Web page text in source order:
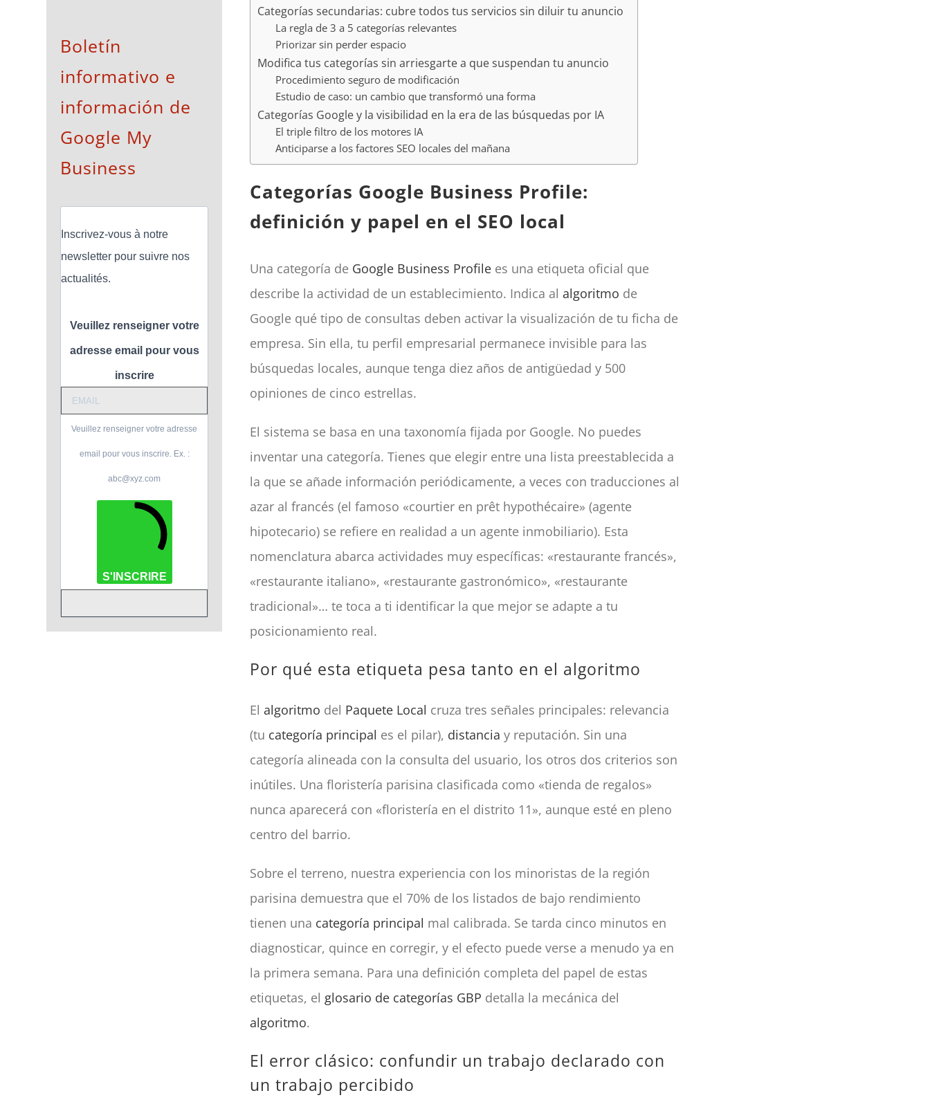
Categorías secundarias: cubre todos tus servicios sin diluir tu anuncio
La regla de 3 a 5 categorías relevantes
Priorizar sin perder espacio
Modifica tus categorías sin arriesgarte a que suspendan tu anuncio
Procedimiento seguro de modificación
Estudio de caso: un cambio que transformó una forma
Categorías Google y la visibilidad en la era de las búsquedas por IA
El triple filtro de los motores IA
Anticiparse a los factores SEO locales del mañana
Categorías Google Business Profile:
definición y papel en el SEO local
Una categoría de Google Business Profile es una etiqueta oficial que
describe la actividad de un establecimiento. Indica alalgoritmo de
Google qué tipo de consultas deben activar la visualización de tu ficha de
empresa. Sin ella, tu perfil empresarial permanece invisible para las
búsquedas locales, aunque tenga diez años de antigüedad y 500
opiniones de cinco estrellas.
El sistema se basa en una taxonomía fijada por Google. No puedes
inventar una categoría. Tienes que elegir entre una lista preestablecida a
la que se añade información periódicamente, a veces con traducciones al
azar al francés (el famoso «courtier en prêt hypothécaire» (agente
hipotecario) se refiere en realidad a un agente inmobiliario). Esta
nomenclatura abarca actividades muy específicas: «restaurante francés»,
«restaurante italiano», «restaurante gastronómico», «restaurante
tradicional»… te toca a ti identificar la que mejor se adapte a tu
posicionamiento real.
Por qué esta etiqueta pesa tanto en el algoritmo
Elalgoritmo del Paquete Local cruza tres señales principales: relevancia
(tu categoría principal es el pilar), distancia y reputación. Sin una
categoría alineada con la consulta del usuario, los otros dos criterios son
inútiles. Una floristería parisina clasificada como «tienda de regalos»
nunca aparecerá con «floristería en el distrito 11», aunque esté en pleno
centro del barrio.
Sobre el terreno, nuestra experiencia con los minoristas de la región
parisina demuestra que el 70% de los listados de bajo rendimiento
tienen una categoría principal mal calibrada. Se tarda cinco minutos en
diagnosticar, quince en corregir, y el efecto puede verse a menudo ya en
la primera semana. Para una definición completa del papel de estas
etiquetas, el glosario de categorías GBP detalla la mecánica del
algoritmo.
El error clásico: confundir un trabajo declarado con
un trabajo percibido
Boletín
informativo e
información de
Google My
Business
Inscrivez-vous à notre
newsletter pour suivre nos
actualités.
Veuillez renseigner votre
adresse email pour vous
inscrire
Veuillez renseigner votre adresse
email pour vous inscrire. Ex. :
abc@xyz.com
S'INSCRIRE